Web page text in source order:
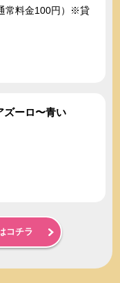
常料金100円）※貸
ーロ〜青い
コチラ